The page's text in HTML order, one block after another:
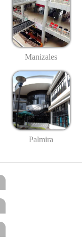
Manizales
Palmira